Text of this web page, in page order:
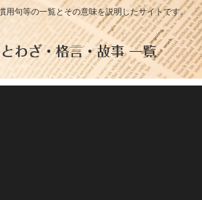
用句等の一覧とその意味を説明したサイトです。